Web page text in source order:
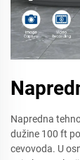
Napredna
dužine 100 ft
cevovoda. U